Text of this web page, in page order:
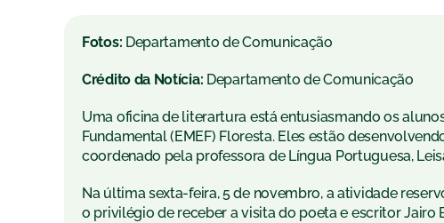
Fotos: Departamento de Comunicação
Crédito da Notícia: Departamento de Comunicação
Uma oficina de literartura está entusiasmando os
Fundamental (EMEF) Floresta. Eles estão
coordenado pela professora de Língua Portuguesa,
Na última sexta-feira, 5 de novembro, a atividade
o privilégio de receber a visita do poeta e escritor